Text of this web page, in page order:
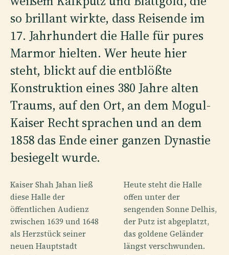
so brillant wirkte, dass Reisende im
17. Jahrhundert die Halle für pures
Marmor hielten. Wer heute hier
steht, blickt auf die entblößte
Konstruktion eines 380 Jahre alten
Traums, auf den Ort, an dem Mogul-
Kaiser Recht sprachen und an dem
1858 das Ende einer ganzen Dynastie
besiegelt wurde.
Kaiser Shah Jahan ließ
diese Halle der
öffentlichen Audienz
zwischen 1639 und 1648
als Herzstück seiner
neuen Hauptstadt
Heute steht die Halle
offen unter der
sengenden Sonne Delhis,
der Putz ist abgeplatzt,
das goldene Geländer
längst verschwunden.